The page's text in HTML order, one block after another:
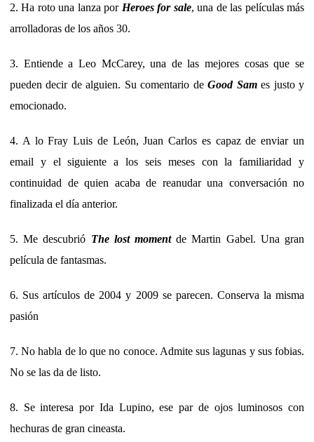
2. Ha roto una lanza por Heroes for sale, una de las películas más
arrolladoras de los años 30.
3. Entiende a Leo McCarey, una de las mejores cosas que se
pueden decir de alguien. Su comentario deGood Sames justo y
emocionado.
4. A lo Fray Luis de León, Juan Carlos es capaz de enviar un
email y el siguiente a los seis meses con la familiaridad y
continuidad de quien acaba de reanudar una conversación no
finalizada el día anterior.
5. Me descubrió The lost momentde Martin Gabel. Una gran
película de fantasmas.
6. Sus artículos de 2004 y 2009 se parecen. Conserva la misma
pasión
7. No habla de lo que no conoce. Admite sus lagunas y sus fobias.
No se las da de listo.
8. Se interesa por Ida Lupino, ese par de ojos luminosos con
hechuras de gran cineasta.